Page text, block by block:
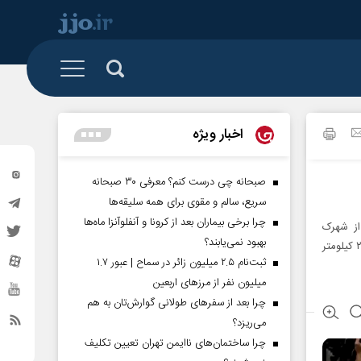
و تشکل ها
رزمی
گیشه روزنامه
البرز
تهران
خراسان شمالی
سیستان و بلوچستان
کردستان
گلستان
ساوه
مناطق آزاد
شهرک
امیرالمؤمنین (قصر فیروزه) در کنار ورزشگاه تختی، در شرق تهران آغاز شده و پس از طی کردن ۲۷ کیلومتر
اخبار ویژه
صبحانه چی درست کنم؟ معرفی ۳۰ صبحانه
سریع، سالم و مقوی برای همه سلیقه‌ها
چرا برخی بیماران بعد از کرونا و آنفلوآنزا ماه‌ها
بهبود نمی‌یابند؟
ثبت‌نام ۲.۵ میلیون زائر در سماح | عبور ۱.۷
میلیون نفر از مرز‌های اربعین
چرا بعد از سفرهای طولانی گوارش‌تان به هم
می‌ریزد؟
چرا ساختمان‌های ناایمن تهران تعیین تکلیف